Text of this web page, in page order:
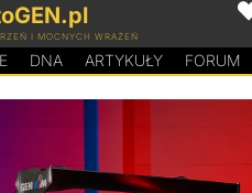
I MOCNYCH WRAŻEŃ
DNA ARTYKUŁY FORUM